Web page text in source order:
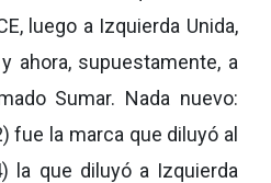
luego a Izquierda Unida,
ahora, supuestamente, a
Sumar. Nada nuevo:
fue la marca que diluyó al
la que diluyó a Izquierda